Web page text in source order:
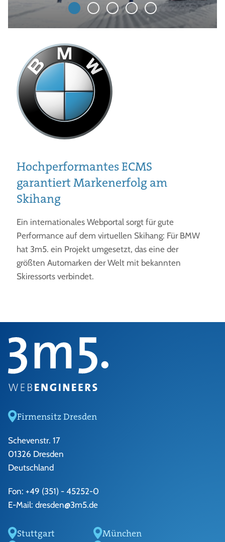
Hochperformantes ECMS
garantiert Markenerfolg am
Skihang
Ein internationales Webportal sorgt für gute
Performance auf dem virtuellen Skihang: Für BMW
hat 3m5. ein Projekt umgesetzt, das eine der
größten Automarken der Welt mit bekannten
Skiressorts verbindet.
Firmensitz Dresden
Schevenstr. 17
01326 Dresden
Deutschland
Fon: +49 (351) - 45252-0
E-Mail: dresden@3m5.de
Stuttgart
München